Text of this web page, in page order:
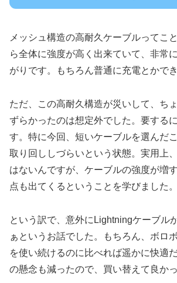
メッシュ構造の高耐久ケーブルってこ
ら全体に強度が高く出来ていて、非常
がりです。もちろん普通に充電とかでき
ただ、この高耐久構造が災いして、ち
ずらかったのは想定外でした。要する
す。特に今回、短いケーブルを選んだ
取り回ししづらいという状態。実用上
はないんですが、ケーブルの強度が増
点も出てくるということを学びました。
という訳で、意外にLightningケーブル
ぁというお話でした。もちろん、ボロ
を使い続けるのに比べれば遥かに快適
の懸念も減ったので、買い替えて良か